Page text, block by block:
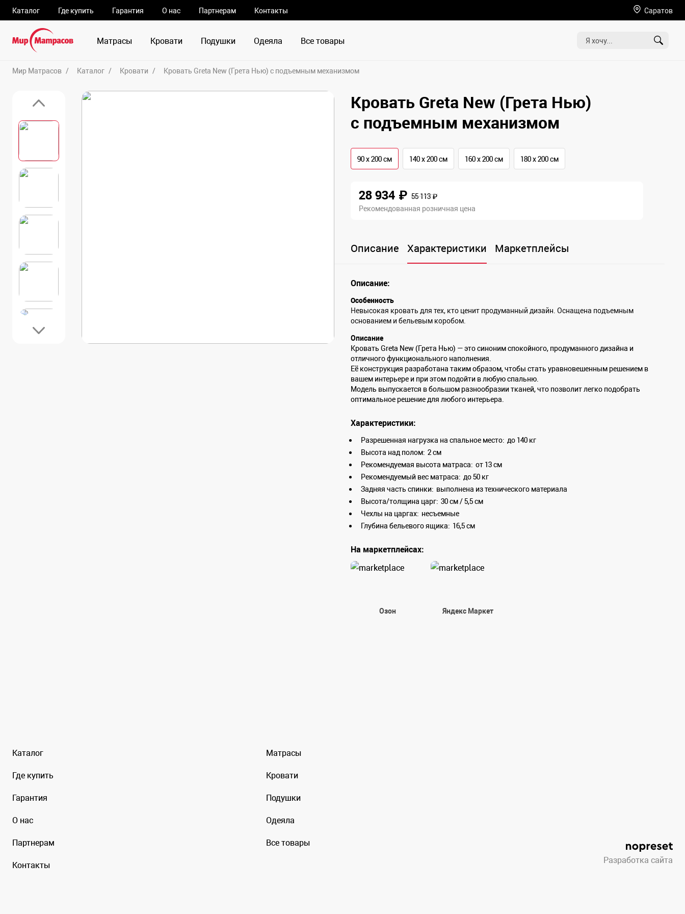
Каталог Где купить Гарантия О нас Партнерам Контакты Саратов
Матрасы Кровати Подушки Одеяла Все товары
Мир Матрасов Каталог Кровати Кровать Greta New (Грета Нью) с подъемным механизмом
Кровать Greta New (Грета Нью)
с подъемным механизмом
90 х 200 см 140 х 200 см 160 х 200 см 180 x 200 см
28 934 ₽ 55 113 ₽
Рекомендованная розничная цена
Описание Характеристики Маркетплейсы
Описание:
Особенность
Невысокая кровать для тех, кто ценит продуманный дизайн. Оснащена подъемным
основанием и бельевым коробом.
Описание
Кровать Greta New (Грета Нью) — это синоним спокойного, продуманного дизайна и
отличного функционального наполнения.
Её конструкция разработана таким образом, чтобы стать уравновешенным решением в
вашем интерьере и при этом подойти в любую спальню.
Модель выпускается в большом разнообразии тканей, что позволит легко подобрать
оптимальное решение для любого интерьера.
Характеристики:
Разрешенная нагрузка на спальное место: до 140 кг
Высота над полом: 2 см
Рекомендуемая высота матраса: от 13 см
Рекомендуемый вес матраса: до 50 кг
Задняя часть спинки: выполнена из технического материала
Высота/толщина царг: 30 см / 5,5 см
Чехлы на царгах: несъемные
Глубина бельевого ящика: 16,5 см
На маркетплейсах:
Озон Яндекс Маркет
Каталог
Где купить
Гарантия
О нас
Партнерам
Контакты
Матрасы
Кровати
Подушки
Одеяла
Все товары
Разработка сайта